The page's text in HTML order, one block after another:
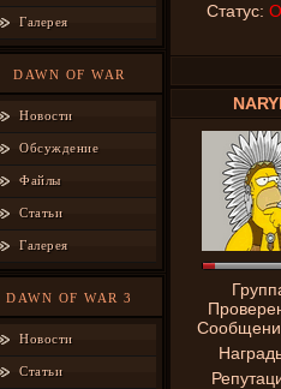
Галерея
DAWN OF WAR
Новости
Обсуждение
Файлы
Статьи
Галерея
DAWN OF WAR 3
Новости
Статьи
Статус: